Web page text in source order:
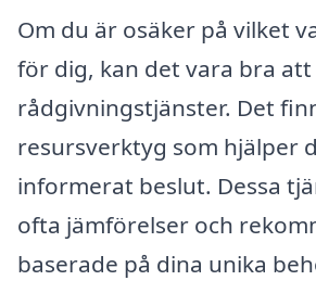
Om du är osäker på vilket
för dig, kan det vara bra att
rådgivningstjänster. Det
resursverktyg som hjälper
informerat beslut. Dessa
ofta jämförelser och
baserade på dina unika